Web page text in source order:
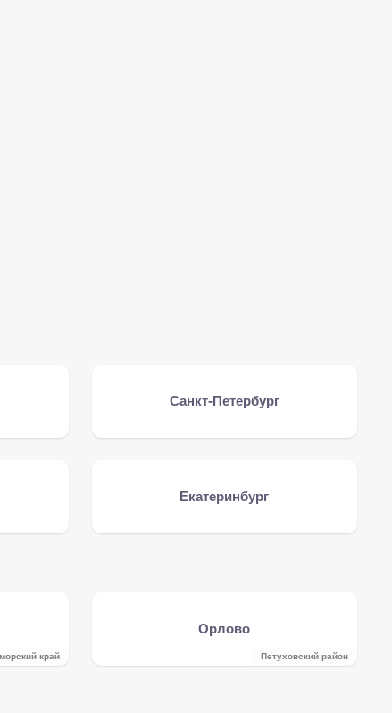
Санкт-Петербург
Екатеринбург
край
Орлово
Петуховский район